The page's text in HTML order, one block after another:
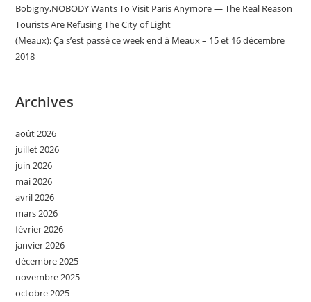
Bobigny,NOBODY Wants To Visit Paris Anymore — The Real Reason
Tourists Are Refusing The City of Light
(Meaux): Ça s’est passé ce week end à Meaux – 15 et 16 décembre
2018
Archives
août 2026
juillet 2026
juin 2026
mai 2026
avril 2026
mars 2026
février 2026
janvier 2026
décembre 2025
novembre 2025
octobre 2025